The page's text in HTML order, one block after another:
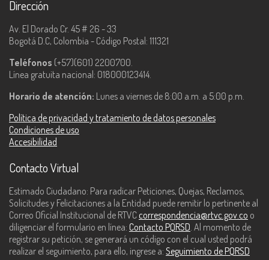
Dirección
Av. El Dorado Cr. 45 # 26 - 33
Bogotá D.C, Colombia - Código Postal: 111321
Teléfonos (+57)(601) 2200700.
Línea gratuita nacional: 018000123414.
Horario de atención: Lunes a viernes de 8:00 a.m. a 5:00 p.m.
Política de privacidad y tratamiento de datos personales
Condiciones de uso
Accesibilidad
Contacto Virtual
Estimado Ciudadano: Para radicar Peticiones, Quejas, Reclamos,
Solicitudes y Felicitaciones a la Entidad puede remitir lo pertinente al
Correo Oficial Institucional de RTVC correspondencia@rtvc.gov.co o
diligenciar el formulario en línea: Contacto PQRSD. Al momento de
registrar su petición, se generará un código con el cual usted podrá
realizar el seguimiento, para ello, ingrese a: Seguimiento de PQRSD